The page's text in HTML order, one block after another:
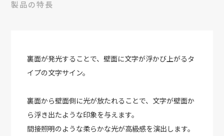
製品の特長
裏面が発光することで、壁面に文字が浮かび上がるタ
イプの文字サイン。
裏面から壁面側に光が放たれることで、文字が壁面か
ら浮き出たような印象を与えます。
間接照明のような柔らかな光が高級感を演出します。